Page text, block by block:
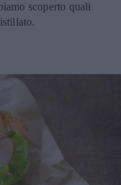
scoperto quali